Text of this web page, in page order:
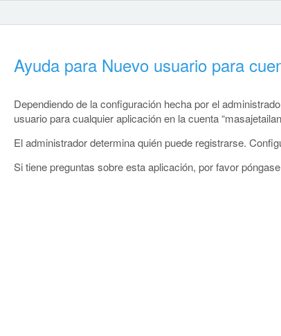
Ayuda para Nuevo usuario para
Dependiendo de la configuración hecha por el
usuario para cualquier aplicación en la cuenta
El administrador determina quién puede registrarse.
Si tiene preguntas sobre esta aplicación, por favor